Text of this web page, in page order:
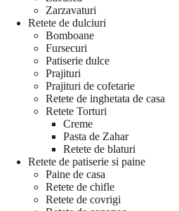
Zarzavaturi
Retete de dulciuri
Bomboane
Fursecuri
Patiserie dulce
Prajituri
Prajituri de cofetarie
Retete de inghetata de casa
Retete Torturi
Creme
Pasta de Zahar
Retete de blaturi
Retete de patiserie si paine
Paine de casa
Retete de chifle
Retete de covrigi